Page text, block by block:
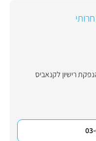
רישיון לקנאביס